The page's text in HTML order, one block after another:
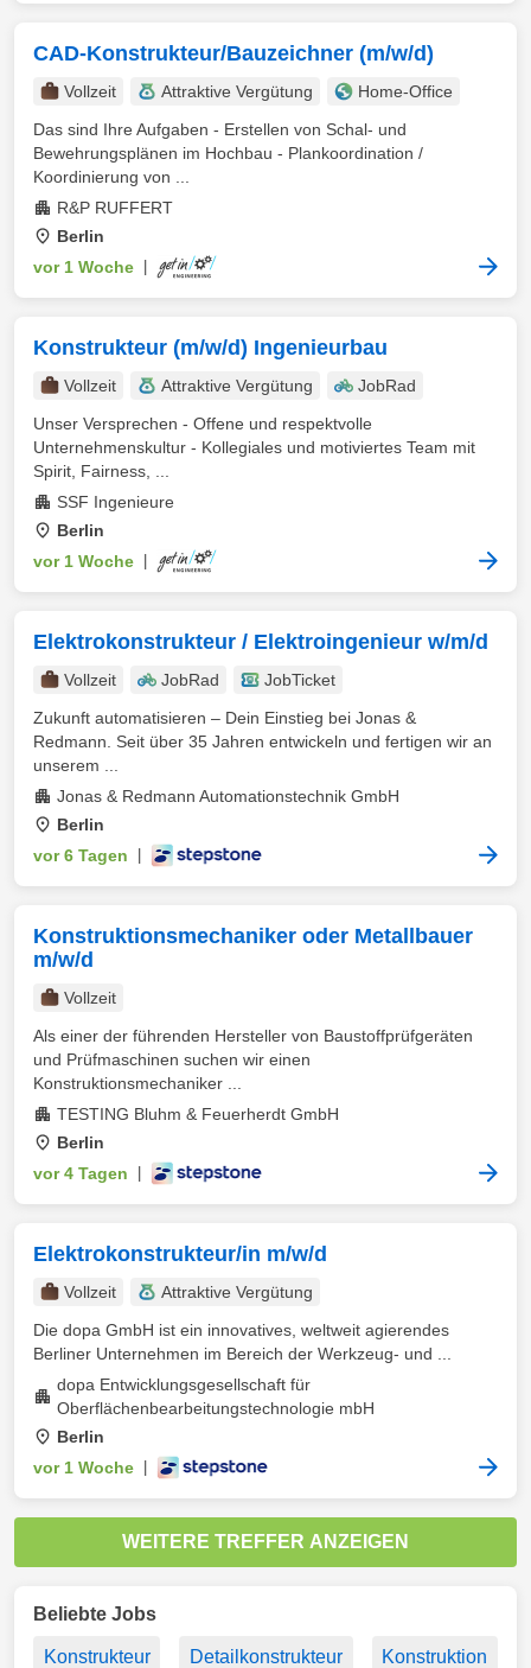
CAD-Konstrukteur/Bauzeichner (m/w/d)
Vollzeit Attraktive Vergütung
Home-Office
Das sind Ihre Aufgaben - Erstellen von Schal- und
Bewehrungsplänen im Hochbau - Plankoordination /
Koordinierung von ...
R&P RUFFERT
Berlin
vor 1 Woche
Konstrukteur (m/w/d) Ingenieurbau
Vollzeit Attraktive Vergütung
JobRad
Unser Versprechen - Offene und respektvolle
Unternehmenskultur - Kollegiales und motiviertes Team mit
Spirit, Fairness, ...
SSF Ingenieure
Berlin
vor 1 Woche
Elektrokonstrukteur / Elektroingenieur w/m/d
Vollzeit JobRad
JobTicket
Zukunft automatisieren – Dein Einstieg bei Jonas &
Redmann. Seit über 35 Jahren entwickeln und fertigen wir an
unserem ...
Jonas & Redmann Automationstechnik GmbH
Berlin
vor 6 Tagen
Konstruktionsmechaniker oder Metallbauer
m/w/d
Vollzeit
Als einer der führenden Hersteller von Baustoffprüfgeräten
und Prüfmaschinen suchen wir einen
Konstruktionsmechaniker ...
TESTING Bluhm & Feuerherdt GmbH
Berlin
vor 4 Tagen
Elektrokonstrukteur/in m/w/d
Vollzeit
Attraktive Vergütung
Die dopa GmbH ist ein innovatives, weltweit agierendes
Berliner Unternehmen im Bereich der Werkzeug- und ...
dopa Entwicklungsgesellschaft für
Oberflächenbearbeitungstechnologie mbH
Berlin
vor 1 Woche
WEITERE TREFFER ANZEIGEN
Beliebte Jobs
Konstrukteur Detailkonstrukteur Konstruktion